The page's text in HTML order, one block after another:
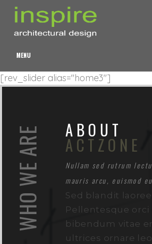
MENU
[rev_slider alias="home3"]
WHO WE ARE ABOUT
ACTZONE
Nullam sed rutrum
mauris arcu, euismod
Sed blandit
Pellentesque orci
bibendum vitae
ultrices ornare